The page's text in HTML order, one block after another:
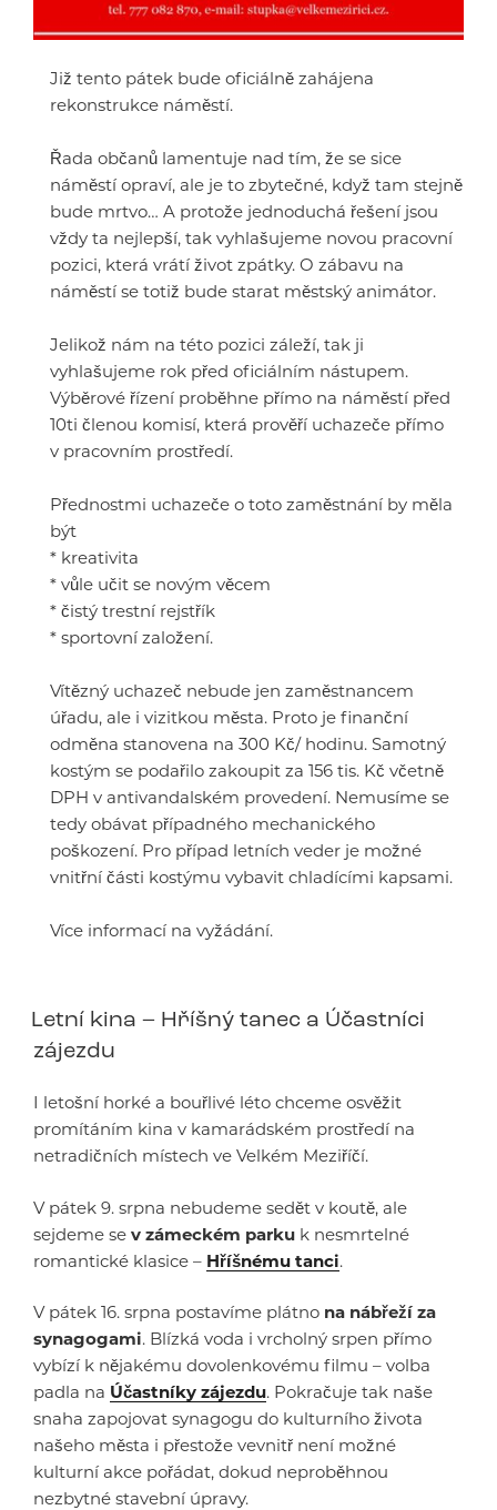
Již tento pátek bude oficiálně zahájena
rekonstrukce náměstí.
Řada občanů lamentuje nad tím, že se sice
náměstí opraví, ale je to zbytečné, když tam stejně
bude mrtvo… A protože jednoduchá řešení jsou
vždy ta nejlepší, tak vyhlašujeme novou pracovní
pozici, která vrátí život zpátky. O zábavu na
náměstí se totiž bude starat městský animátor.
Jelikož nám na této pozici záleží, tak ji
vyhlašujeme rok před oficiálním nástupem.
Výběrové řízení proběhne přímo na náměstí před
10ti členou komisí, která prověří uchazeče přímo
v pracovním prostředí.
Přednostmi uchazeče o toto zaměstnání by měla
být
* kreativita
* vůle učit se novým věcem
* čistý trestní rejstřík
* sportovní založení.
Vítězný uchazeč nebude jen zaměstnancem
úřadu, ale i vizitkou města. Proto je finanční
odměna stanovena na 300 Kč/ hodinu. Samotný
kostým se podařilo zakoupit za 156 tis. Kč včetně
DPH v antivandalském provedení. Nemusíme se
tedy obávat případného mechanického
poškození. Pro případ letních veder je možné
vnitřní části kostýmu vybavit chladícími kapsami.
Více informací na vyžádání.
Letní kina – Hříšný tanec a Účastníci
zájezdu
I letošní horké a bouřlivé léto chceme osvěžit
promítáním kina v kamarádském prostředí na
netradičních místech ve Velkém Meziříčí.
V pátek 9. srpna nebudeme sedět v koutě, ale
sejdeme se v zámeckém parku k nesmrtelné
romantické klasice – Hříšnému tanci.
V pátek 16. srpna postavíme plátno na nábřeží za
synagogami. Blízká voda i vrcholný srpen přímo
vybízí k nějakému dovolenkovému filmu – volba
padla na Účastníky zájezdu. Pokračuje tak naše
snaha zapojovat synagogu do kulturního života
našeho města i přestože vevnitř není možné
kulturní akce pořádat, dokud neproběhnou
nezbytné stavební úpravy.